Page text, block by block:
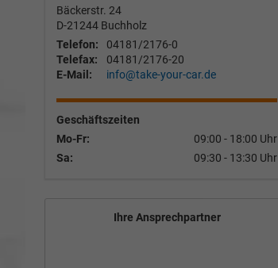
Bäckerstr. 24
D-21244 Buchholz
Telefon:
04181/2176-0
Telefax:
04181/2176-20
E-Mail:
info@take-your-car.de
Geschäftszeiten
Mo-Fr:
09:00 - 18:00 Uhr
Sa:
09:30 - 13:30 Uhr
Ihre Ansprechpartner